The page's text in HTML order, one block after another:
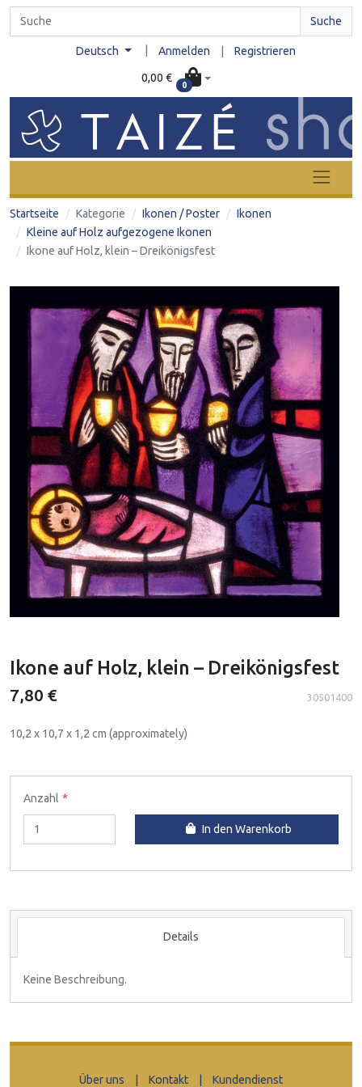
Suche
Deutsch Anmelden Registrieren
0,00 €
0
Startseite Kategorie Ikonen / Poster
Ikonen
Kleine auf Holz aufgezogene Ikonen
Ikone auf Holz, klein – Dreikönigsfest
Ikone auf Holz, klein – Dreikönigsfest
7,80 € 30501400
10,2 x 10,7 x 1,2 cm (approximately)
Anzahl
In den Warenkorb
Details
Keine Beschreibung.
Über uns Kontakt Kundendienst